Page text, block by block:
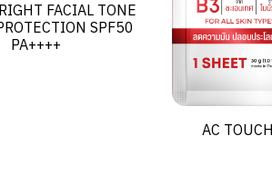
FACIAL TONE
SPF50
PA++++
AC